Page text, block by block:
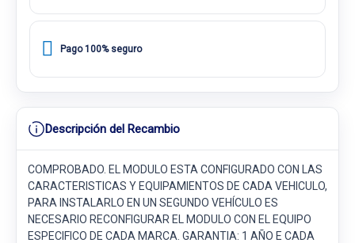
Pago 100% seguro
Descripción del Recambio
COMPROBADO. EL MODULO ESTA CONFIGURADO CON LAS
CARACTERISTICAS Y EQUIPAMIENTOS DE CADA VEHICULO,
PARA INSTALARLO EN UN SEGUNDO VEHÍCULO ES
NECESARIO RECONFIGURAR EL MODULO CON EL EQUIPO
ESPECIFICO DE CADA MARCA. GARANTIA: 1 AÑO E CADA